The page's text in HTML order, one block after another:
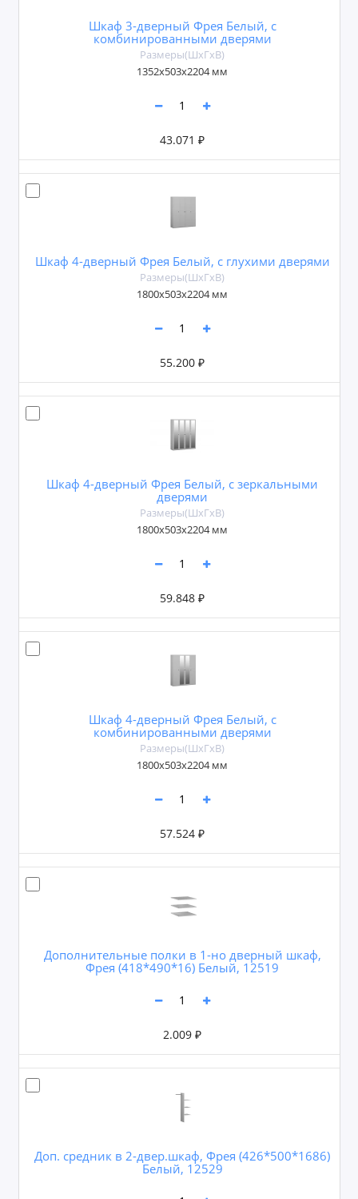
Шкаф 3-дверный Фрея Белый, с
комбинированными дверями
Размеры(ШxГxВ)
1352х503х2204 мм
43.071 ₽
Шкаф 4-дверный Фрея Белый, с глухими дверями
Размеры(ШxГxВ)
1800х503х2204 мм
55.200 ₽
Шкаф 4-дверный Фрея Белый, с зеркальными
дверями
Размеры(ШxГxВ)
1800х503х2204 мм
59.848 ₽
Шкаф 4-дверный Фрея Белый, с
комбинированными дверями
Размеры(ШxГxВ)
1800х503х2204 мм
57.524 ₽
Дополнительные полки в 1-но дверный шкаф,
Фрея (418*490*16) Белый, 12519
2.009 ₽
Доп. средник в 2-двер.шкаф, Фрея (426*500*1686)
Белый, 12529